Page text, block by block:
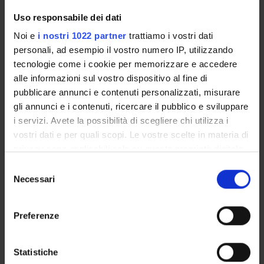
Uso responsabile dei dati
Noi e i nostri 1022 partner trattiamo i vostri dati
personali, ad esempio il vostro numero IP, utilizzando
tecnologie come i cookie per memorizzare e accedere
alle informazioni sul vostro dispositivo al fine di
pubblicare annunci e contenuti personalizzati, misurare
gli annunci e i contenuti, ricercare il pubblico e sviluppare
i servizi. Avete la possibilità di scegliere chi utilizza i
vostri dati e per quali scopi. Le vostre scelte in materia di
modificare o revocare il proprio consenso in qualsiasi
momento dalla Dichiarazione sui cookie o facendo clic
raccogliere informazioni sulla tua posizione
Necessari
Preferenze
Statistiche
EPIDEMIOLOGICHE E IGIENE
APPLICATA
Credits
2
Period
TERP 1A2S - 1 periodo
Academic staff
Luca Fabbri
Lessons timetable
MEDOTOLOGIE EDUCATIVE E
Credits